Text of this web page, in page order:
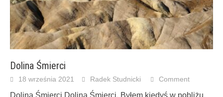
Dolina Śmierci
18 września 2021 Radek Studnicki Comment
Dolina Śmierci Dolina Śmierci. Byłem kiedyś w pobliżu,